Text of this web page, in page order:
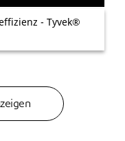
- Tyvek®